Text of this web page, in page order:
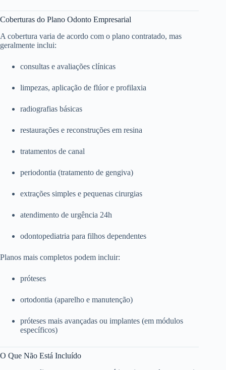
Coberturas do Plano Odonto Empresarial
A cobertura varia de acordo com o plano contratado, mas
geralmente inclui:
consultas e avaliações clínicas
limpezas, aplicação de flúor e profilaxia
radiografias básicas
restaurações e reconstruções em resina
tratamentos de canal
periodontia (tratamento de gengiva)
extrações simples e pequenas cirurgias
atendimento de urgência 24h
odontopediatria para filhos dependentes
Planos mais completos podem incluir:
próteses
ortodontia (aparelho e manutenção)
próteses mais avançadas ou implantes (em módulos
específicos)
O Que Não Está Incluído